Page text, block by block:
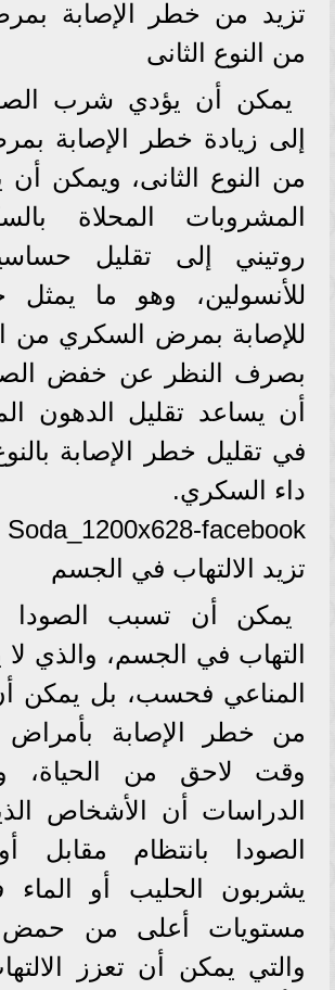
تزيد من خطر الإصابة
من النوع الثانى
يمكن أن يؤدي شرب
إلى زيادة خطر الإصابة
من النوع الثانى، ويمكن
المشروبات المحلاة
روتيني إلى تقليل
للأنسولين، وهو ما يمثل
للإصابة بمرض السكري من
بصرف النظر عن خفض
أن يساعد تقليل الدهون
في تقليل خطر الإصابة
داء السكري.
Soda_1200x628-facebook
تزيد الالتهاب في الجسم
يمكن أن تسبب
التهاب في الجسم، والذي لا
المناعي فحسب، بل يمكن
من خطر الإصابة
وقت لاحق من الحياة،
الدراسات أن الأشخاص
الصودا بانتظام مقابل
يشربون الحليب أو الماء
مستويات أعلى من حمض
والتي يمكن أن تعزز